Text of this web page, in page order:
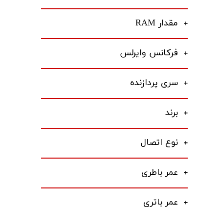
مقدار RAM
فرکانس وایرلس
سری پردازنده
برند
نوع اتصال
عمر باطری
عمر باتری